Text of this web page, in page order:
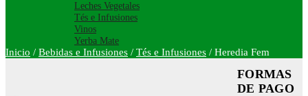
Leches Vegetales
Tés e Infusiones
Vinos
Yerba Mate
Inicio / Bebidas e Infusiones / Tés e Infusiones / Heredia Fem
FORMAS
DE PAGO